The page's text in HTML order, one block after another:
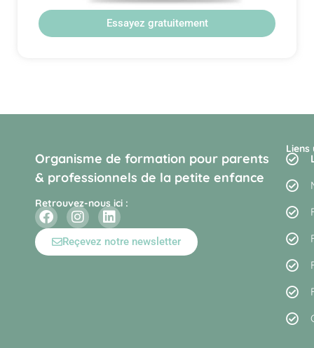
Essayez gratuitement
Organisme de formation pour parents
& professionnels de la petite enfance
Retrouvez-nous ici :
Reçevez notre newsletter
Liens